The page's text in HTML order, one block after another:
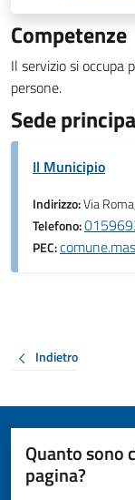
Competenze
Il servizio si occupa
persone.
Sede
Il Municipio
Indirizzo:Via
Telefono:
PEC:
Indietro
Quanto sono
pagina?